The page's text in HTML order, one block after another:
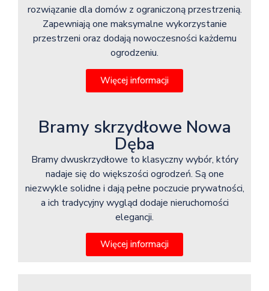
rozwiązanie dla domów z ograniczoną przestrzenią.
Zapewniają one maksymalne wykorzystanie
przestrzeni oraz dodają nowoczesności każdemu
ogrodzeniu.
Więcej informacji
Bramy skrzydłowe Nowa
Dęba
Bramy dwuskrzydłowe to klasyczny wybór, który
nadaje się do większości ogrodzeń. Są one
niezwykle solidne i dają pełne poczucie prywatności,
a ich tradycyjny wygląd dodaje nieruchomości
elegancji.
Więcej informacji